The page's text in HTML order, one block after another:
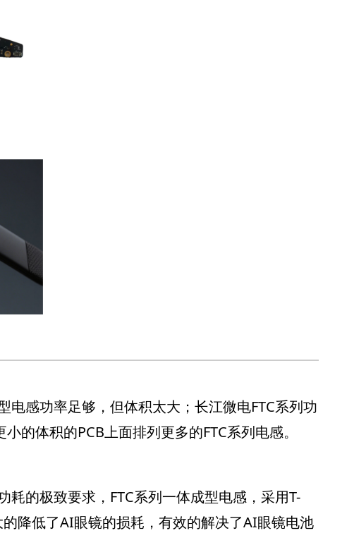
电感功率足够，但体积太大；长江微电FTC系列功
的体积的PCB上面排列更多的FTC系列电感。
的极致要求，FTC系列一体成型电感，采用T-
降低了AI眼镜的损耗，有效的解决了AI眼镜电池